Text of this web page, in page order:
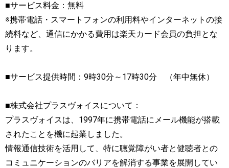
■サービス料金：無料
※携帯電話・スマートフォンの利用料やインターネットの接
続料など、通信にかかる費用は楽天カード会員の負担とな
ります。
■サービス提供時間：9時30分～17時30分 （年中無休）
■株式会社プラスヴォイスについて：
プラスヴォイスは、1997年に携帯電話にメール機能が搭載
されたことを機に起業しました。
情報通信技術を活用して、特に聴覚障がい者と健聴者との
コミュニケーションのバリアを解消する事業を展開してい